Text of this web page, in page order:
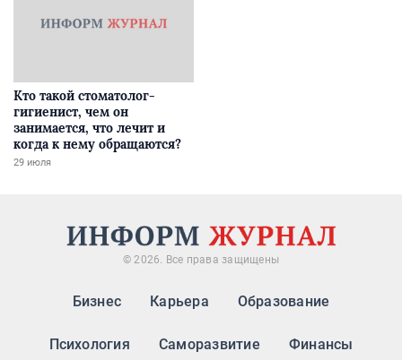
Кто такой стоматолог-
гигиенист, чем он
занимается, что лечит и
когда к нему обращаются?
29 июля
© 2026. Все права защищены
Бизнес Карьера Образование
Психология Саморазвитие Финансы